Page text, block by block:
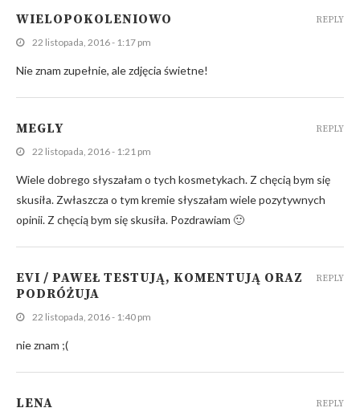
WIELOPOKOLENIOWO
22 listopada, 2016 - 1:17 pm
Nie znam zupełnie, ale zdjęcia świetne!
REPLY
MEGLY
22 listopada, 2016 - 1:21 pm
Wiele dobrego słyszałam o tych kosmetykach. Z chęcią bym się
skusiła. Zwłaszcza o tym kremie słyszałam wiele pozytywnych
opinii. Z chęcią bym się skusiła. Pozdrawiam 🙂
REPLY
EVI / PAWEŁ TESTUJĄ, KOMENTUJĄ ORAZ
PODRÓŻUJA
22 listopada, 2016 - 1:40 pm
nie znam ;(
REPLY
LENA REPLY